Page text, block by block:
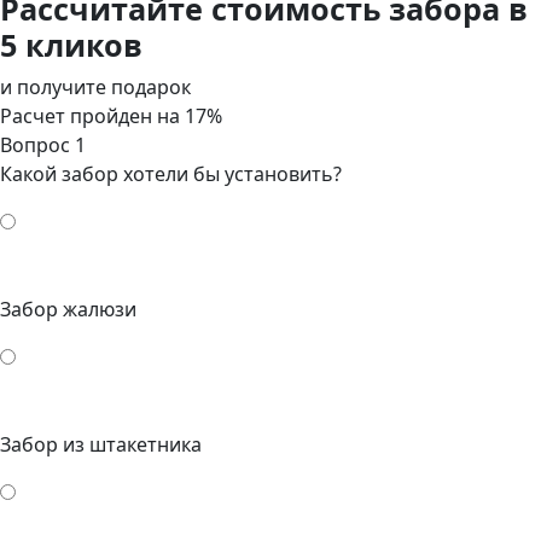
5 кликов
и получите подарок
Расчет пройден на 17%
Вопрос 1
Какой забор хотели бы установить?
Забор жалюзи
Забор из штакетника